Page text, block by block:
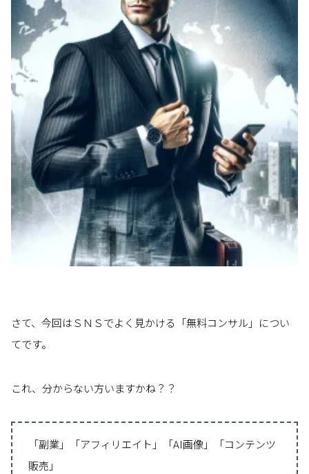
さて、今回はＳＮＳでよく見かける「無料コンサル」につい
てです。
これ、分からない方いますかね？？
「副業」「アフィリエイト」「AI画像」「コンテンツ
販売」